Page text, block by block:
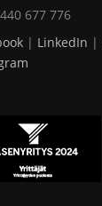
677 776
| LinkedIn |